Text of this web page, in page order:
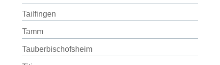
Tailfingen
Tamm
Tauberbischofsheim